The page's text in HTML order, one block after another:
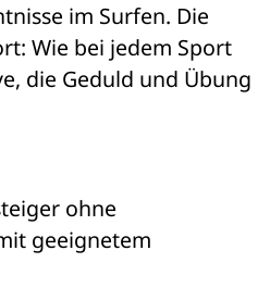
im Surfen. Die
Wie bei jedem Sport
die Geduld und Übung
ohne
geeignetem